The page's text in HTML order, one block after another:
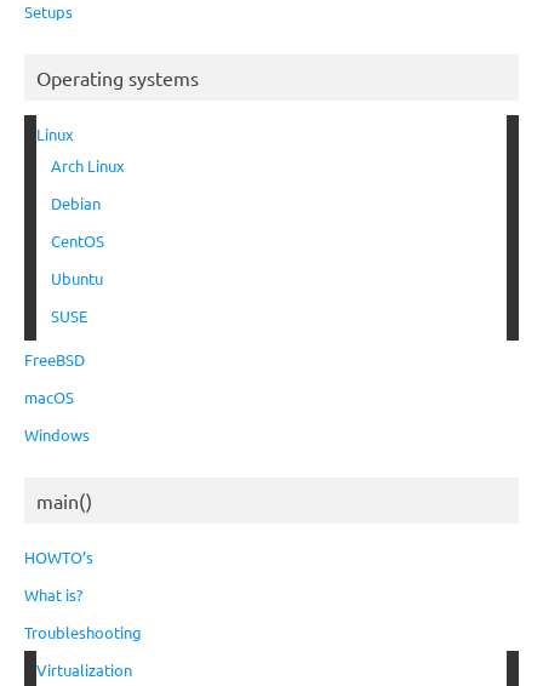
Setups
Operating systems
Linux
Arch Linux
Debian
CentOS
Ubuntu
SUSE
FreeBSD
macOS
Windows
main()
HOWTO’s
What is?
Troubleshooting
Virtualization